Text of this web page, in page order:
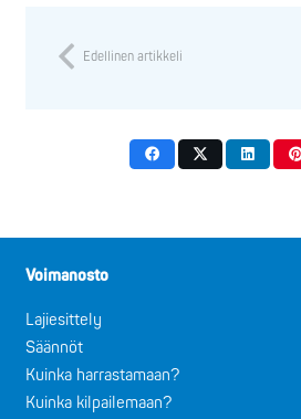
Edellinen artikkeli
Voimanosto
Lajiesittely
Säännöt
Kuinka harrastamaan?
Kuinka kilpailemaan?